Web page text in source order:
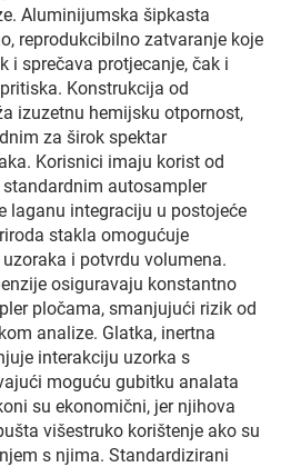
Aluminijumska šipkasta
reprodukcibilno zatvaranje koje
i sprečava protjecanje, čak i
Konstrukcija od
izuzetnu hemijsku otpornost,
za širok spektar
Korisnici imaju korist od
autosampler
laganu integraciju u postojeće
stakla omogućuje
i potvrdu volumena.
osiguravaju konstantno
pločama, smanjujući rizik od
analize. Glatka, inertna
interakciju uzorka s
moguću gubitku analata
su ekonomični, jer njihova
višestruko korištenje ako su
s njima. Standardizirani